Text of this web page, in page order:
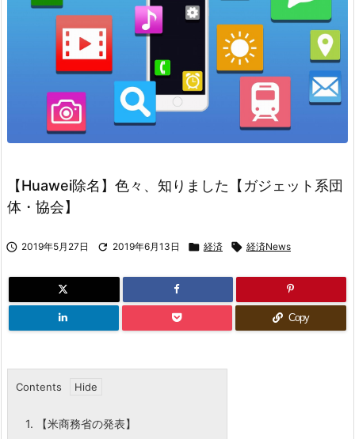
【Huawei除名】色々、知りました【ガジェット系団
体・協会】
 2019年5月27日  2019年6月13日  経済  経済News
Copy
Contents
1. 【米商務省の発表】